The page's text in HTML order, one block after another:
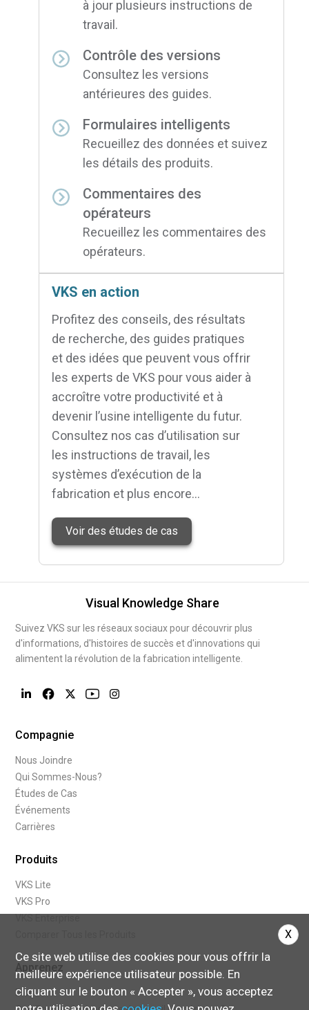
à jour plusieurs instructions de
travail.
Contrôle des versions
Consultez les versions
antérieures des guides.
Formulaires intelligents
Recueillez des données et suivez
les détails des produits.
Commentaires des
opérateurs
Recueillez les commentaires des
opérateurs.
VKS en action
Profitez des conseils, des résultats
de recherche, des guides pratiques
et des idées que peuvent vous offrir
les experts de VKS pour vous aider à
accroître votre productivité et à
devenir l’usine intelligente du futur.
Consultez nos cas d’utilisation sur
les instructions de travail, les
systèmes d’exécution de la
fabrication et plus encore…
Voir des études de cas
Ce site web utilise des cookies pour vous offrir la
meilleure expérience utilisateur possible. En
cliquant sur le bouton « Accepter », vous acceptez
X
Visual Knowledge Share
Suivez VKS sur les réseaux sociaux pour découvrir plus
d'informations, d'histoires de succès et d'innovations qui
alimentent la révolution de la fabrication intelligente.
Compagnie
Nous Joindre
Qui Sommes-Nous?
Études de Cas
Événements
Carrières
Produits
VKS Lite
VKS Pro
Apprenez
Blogue